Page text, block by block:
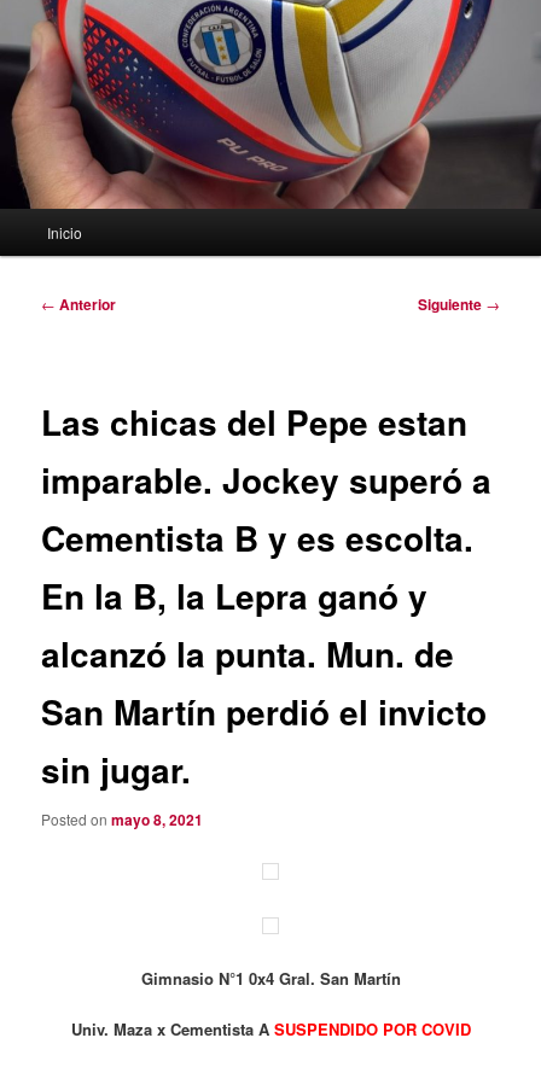
Inicio
Navegación
← Anterior Siguiente →
Las chicas del Pepe estan
imparable. Jockey superó a
Cementista B y es escolta.
En la B, la Lepra ganó y
alcanzó la punta. Mun. de
San Martín perdió el invicto
sin jugar.
Posted onmayo 8, 2021
Gimnasio N°1 0x4 Gral. San Martín
Univ. Maza x Cementista A SUSPENDIDO POR COVID